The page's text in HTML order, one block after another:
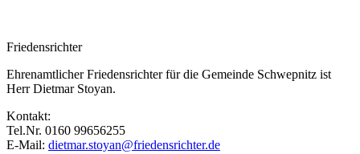
Friedensrichter
Ehrenamtlicher Friedensrichter für die Gemeinde Schwepnitz ist
Herr Dietmar Stoyan.
Kontakt:
Tel.Nr. 0160 99656255
E-Mail: dietmar.stoyan@friedensrichter.de